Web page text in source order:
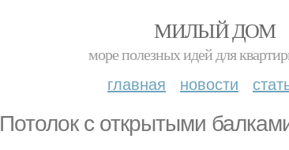
МИЛЫЙ ДОМ
море полезных идей для
главная новости
Потолок с открытыми